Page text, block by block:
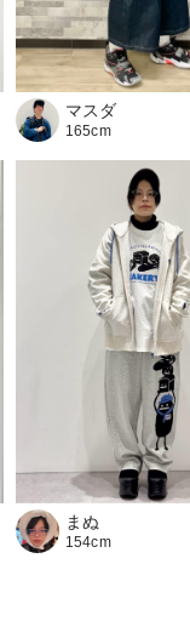
マスダ
165cm
まぬ
154cm